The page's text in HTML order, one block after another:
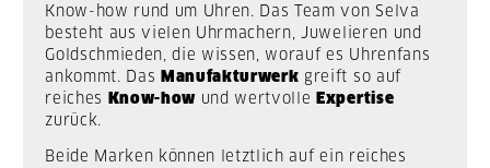
Know-how rund um Uhren. Das Team von Selva
besteht aus vielen Uhrmachern, Juwelieren und
Goldschmieden, die wissen, worauf es Uhrenfans
ankommt. Das Manufakturwerk greift so auf
reiches
Know-how und wertvolle
Expertise
zurück.
Beide Marken können letztlich auf ein reiches